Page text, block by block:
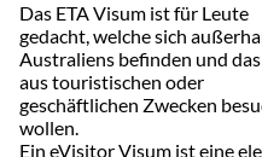
Das ETA Visum ist für Leute
gedacht, welche sich
Australiens befinden und
aus touristischen oder
geschäftlichen Zwecken
wollen.
Ein eVisitor Visum ist eine